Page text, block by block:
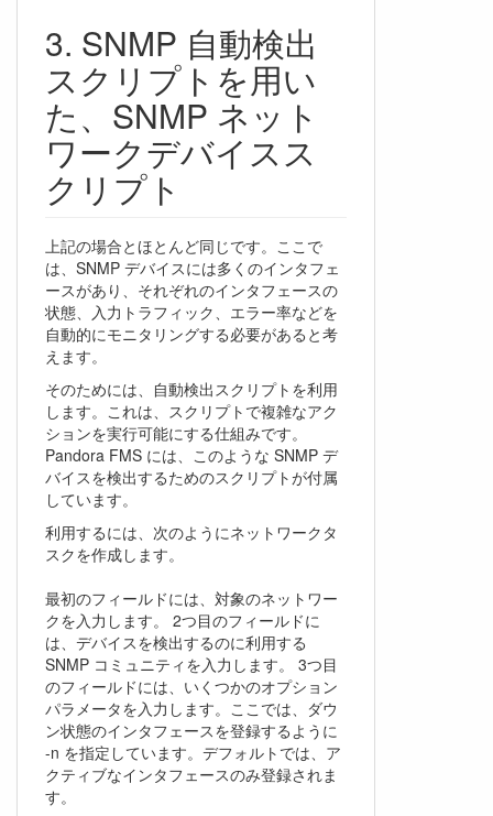
SNMP 自動検出
スクリプトを用い
た、SNMP ネット
ワークデバイスス
クリプト
上記の場合とほとんど同じです。ここで
は、SNMP デバイスには多くのインタフェ
ースがあり、それぞれのインタフェースの
状態、入力トラフィック、エラー率などを
自動的にモニタリングする必要があると考
えます。
そのためには、自動検出スクリプトを利用
します。これは、スクリプトで複雑なアク
ションを実行可能にする仕組みです。
Pandora FMS には、このような SNMP デ
バイスを検出するためのスクリプトが付属
しています。
利用するには、次のようにネットワークタ
スクを作成します。
最初のフィールドには、対象のネットワー
クを入力します。 2つ目のフィールドに
は、デバイスを検出するのに利用する
SNMP コミュニティを入力します。 3つ目
のフィールドには、いくつかのオプション
パラメータを入力します。ここでは、ダウ
ン状態のインタフェースを登録するように
-n を指定しています。デフォルトでは、ア
クティブなインタフェースのみ登録されま
す。